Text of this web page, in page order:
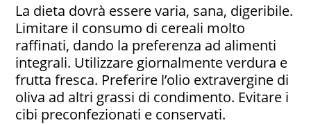
La dieta dovrà essere varia, sana, digeribile.
Limitare il consumo di cereali molto
raffinati, dando la preferenza ad alimenti
integrali. Utilizzare giornalmente verdura e
frutta fresca. Preferire l’olio extravergine di
oliva ad altri grassi di condimento. Evitare i
cibi preconfezionati e conservati.